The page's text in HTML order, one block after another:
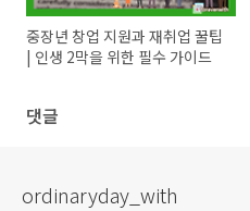
중장년 창업 지원과 재취업 꿀팁
| 인생 2막을 위한 필수 가이드
댓글
ordinaryday_with